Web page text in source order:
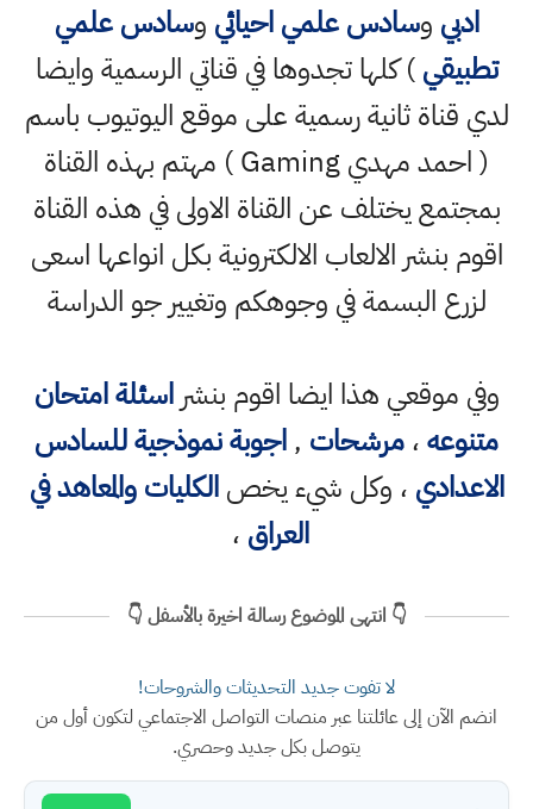
ادبي وسادس علمي احيائي وسادس علمي
تطبيقي) كلها تجدوها في قناتي الرسمية وايضا
لدي قناة ثانية رسمية على موقع اليوتيوب باسم
( احمد مهدي Gaming ) مهتم بهذه القناة
بمجتمع يختلف عن القناة الاولى في هذه القناة
اقوم بنشر الالعاب الالكترونية بكل انواعها اسعى
لزرع البسمة في وجوهكم وتغيير جو الدراسة
وفي موقعي هذا ايضا اقوم بنشراسئلة امتحان
متنوعه،مرشحات ,اجوبة نموذجية للسادس
الاعدادي ، وكل شيء يخصالكليات والمعاهد في
العراق ،
👇 انتهى الموضوع رسالة اخيرة بالأسفل 👇
لا تفوت جديد التحديثات والشروحات!
انضم الآن إلى عائلتنا عبر منصات التواصل الاجتماعي لتكون أول من
يتوصل بكل جديد وحصري.